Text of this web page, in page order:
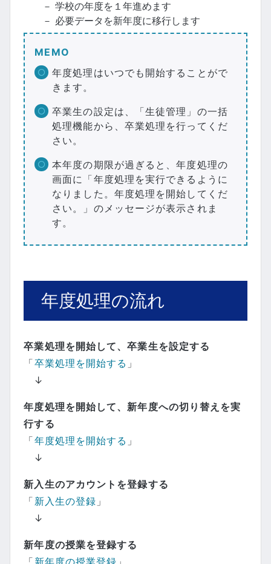
－ 学校の年度を１年進めます
－ 必要データを新年度に移行します
MEMO
年度処理はいつでも開始することがで
きます。
卒業生の設定は、「生徒管理」の一括
処理機能から、卒業処理を行ってくだ
さい。
本年度の期限が過ぎると、年度処理の
画面に「年度処理を実行できるように
なりました。年度処理を開始してくだ
さい。」のメッセージが表示されま
す。
年度処理の流れ
卒業処理を開始して、卒業生を設定する
「卒業処理を開始する 」
↓
年度処理を開始して、新年度への切り替えを実
行する
「年度処理を開始する 」
↓
新入生のアカウントを登録する
「 新入生の登録 」
↓
新年度の授業を登録する